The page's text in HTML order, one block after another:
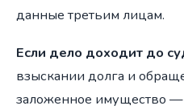
данные третьим лицам.
Если дело доходит до
взыскании долга и
заложенное имущество